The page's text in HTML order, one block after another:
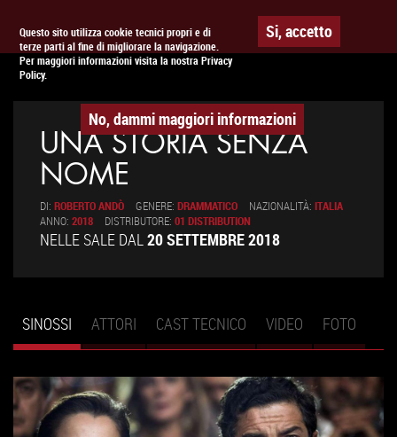
Questo sito utilizza cookie tecnici propri e di
terze parti al fine di migliorare la navigazione.
Per maggiori informazioni visita la nostra Privacy
Policy.
Si, accetto
No, dammi maggiori informazioni
APPUNTAMENTO AL CINEMA
UNA STORIA SENZA
NOME
DI: ROBERTO ANDÒ GENERE: DRAMMATICO NAZIONALITÀ: ITALIA
ANNO: 2018 DISTRIBUTORE: 01 DISTRIBUTION
NELLE SALE DAL20 SETTEMBRE 2018
Schede primarie
SINOSSI (SCHEDA
ATTIVA)
ATTORI CAST TECNICO VIDEO FOTO